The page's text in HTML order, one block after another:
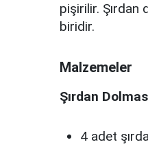
pişirilir. Şırdan
biridir.
Malzemeler
Şırdan
4 adet